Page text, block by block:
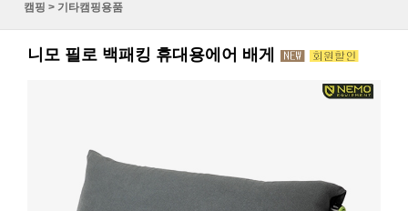
캠핑 > 기타캠핑용품
니모 필로 백패킹 휴대용에어 배게